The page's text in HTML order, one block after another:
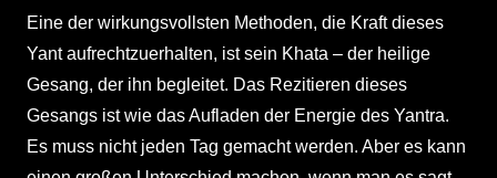
Eine der wirkungsvollsten Methoden, die Kraft dieses
Yant aufrechtzuerhalten, ist sein Khata – der heilige
Gesang, der ihn begleitet. Das Rezitieren dieses
Gesangs ist wie das Aufladen der Energie des Yantra.
Es muss nicht jeden Tag gemacht werden. Aber es kann